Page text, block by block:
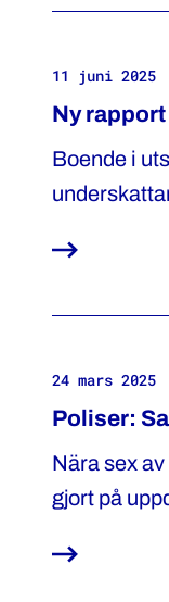
11 juni 2025
Ny
Boende i
24 mars 2025
Poliser:
Nära sex
gjort på